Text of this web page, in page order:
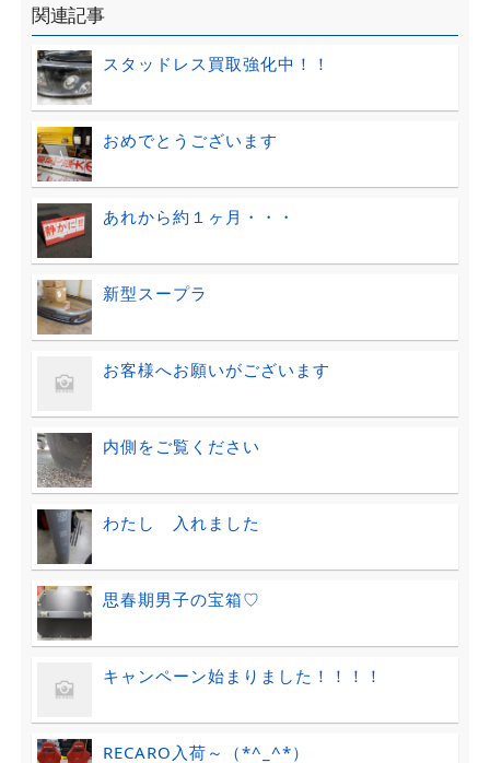
関連記事
スタッドレス買取強化中！！
おめでとうございます
あれから約１ヶ月・・・
新型スープラ
お客様へお願いがございます
内側をご覧ください
わたし 入れました
思春期男子の宝箱♡
キャンペーン始まりました！！！！
RECARO入荷～（*^_^*）